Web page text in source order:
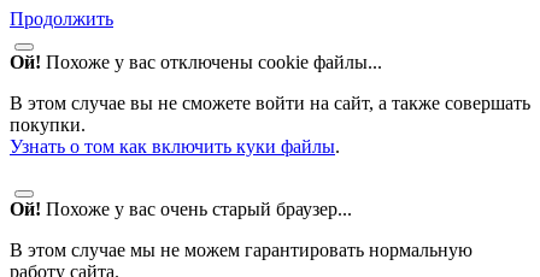
Продолжить
Ой! Похоже у вас отключены cookie файлы...
В этом случае вы не сможете войти на сайт, а также совершать
покупки.
Узнать о том как включить куки файлы.
Ой! Похоже у вас очень старый браузер...
В этом случае мы не можем гарантировать нормальную
работу сайта.